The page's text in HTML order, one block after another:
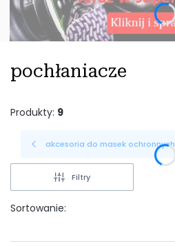
pochłaniacze
Produkty: 9
akcesoria do masek ochronnych
Filtry
Sortowanie: